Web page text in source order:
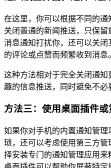
在这里，你可以根据不同的
关闭普通的新闻推送，只保
消息通知打扰你，还可以关
的评论或点赞而频繁收到消息
这种方法相对于完全关闭通
趣的信息推送，同时避免不必
方法三：使用桌面插件
如果你对手机的内置通知管
琐，还可以考虑使用第三方
择安装专门的通知管理应用